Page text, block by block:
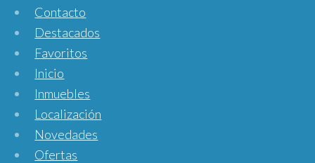
Contacto
Destacados
Favoritos
Inicio
Inmuebles
Localización
Novedades
Ofertas